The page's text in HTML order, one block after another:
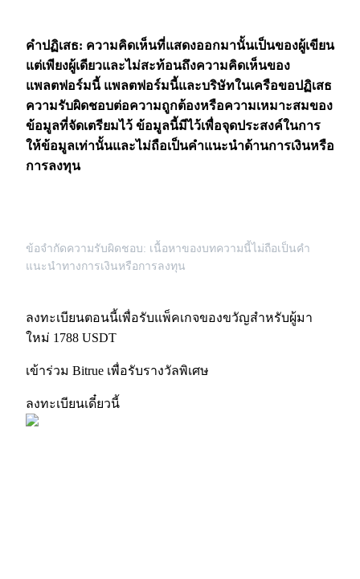
คำปฏิเสธ: ความคิดเห็นที่แสดงออกมานั้นเป็นของผู้เขียน
แต่เพียงผู้เดียวและไม่สะท้อนถึงความคิดเห็นของ
แพลตฟอร์มนี้ แพลตฟอร์มนี้และบริษัทในเครือขอปฏิเสธ
ความรับผิดชอบต่อความถูกต้องหรือความเหมาะสมของ
ข้อมูลที่จัดเตรียมไว้ ข้อมูลนี้มีไว้เพื่อจุดประสงค์ในการ
ให้ข้อมูลเท่านั้นและไม่ถือเป็นคำแนะนำด้านการเงินหรือ
การลงทุน
ข้อจำกัดความรับผิดชอบ: เนื้อหาของบทความนี้ไม่ถือเป็นคำ
แนะนำทางการเงินหรือการลงทุน
ลงทะเบียนตอนนี้เพื่อรับแพ็คเกจของขวัญสำหรับผู้มา
ใหม่ 1788 USDT
เข้าร่วม Bitrue เพื่อรับรางวัลพิเศษ
ลงทะเบียนเดี๋ยวนี้